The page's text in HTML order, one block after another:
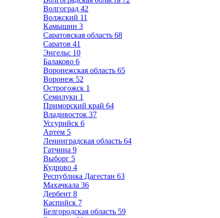
Волгоград 42
Волжский 11
Камышин 3
Саратовская область 68
Саратов 41
Энгельс 10
Балаково 6
Воронежская область 65
Воронеж 52
Острогожск 1
Семилуки 1
Приморский край 64
Владивосток 37
Уссурийск 6
Артем 5
Ленинградская область 64
Гатчина 9
Выборг 5
Кудрово 4
Республика Дагестан 63
Махачкала 36
Дербент 8
Каспийск 7
Белгородская область 59